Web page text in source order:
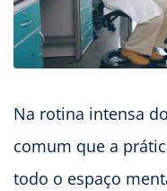
Na rotina intensa
comum que a
todo o espaço